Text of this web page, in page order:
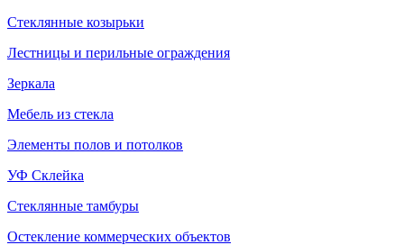
Стеклянные козырьки
Лестницы и перильные ограждения
Зеркала
Мебель из стекла
Элементы полов и потолков
УФ Склейка
Стеклянные тамбуры
Остекление коммерческих объектов